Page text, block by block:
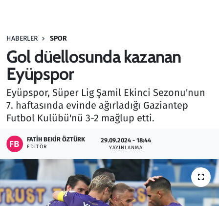
HABERLER SPOR
Gol düellosunda kazanan
Eyüpspor
Eyüpspor, Süper Lig Şamil Ekinci Sezonu'nun
7. haftasında evinde ağırladığı Gaziantep
Futbol Kulübü'nü 3-2 mağlup etti.
FATIH BEKIR ÖZTÜRK
EDITÖR
29.09.2024 - 18:44
YAYINLANMA
Haber
Kültür Sanat
Kurumsal Haberler
Lezzet Durağı
Memur ve Kamu
Otomobil
Oyun